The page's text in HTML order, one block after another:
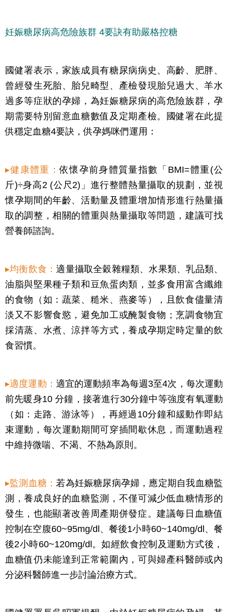
妊娠糖尿病高危險族群 4要訣有助嚴格控糖
國健署表示，家族成員有糖尿病病史、高齡、肥胖、
曾經發生死胎、胎兒畸型、產檢發現胎兒過大、羊水
過多等症狀的孕婦，為妊娠糖尿病的高危險族群，孕
期需要特別留意血糖數值及定期產檢。國健署在此提
供穩定血糖4要訣，供孕媽咪們運用：
▸健康體重：依懷孕前身體質量指數「BMI=體重(公
斤)÷身高2 (公尺2)」進行整體熱量攝取的規劃，並視
懷孕期間的年齡、活動量及體重增加情形進行熱量攝
取的調整，相關的體重與熱量攝取等問題，建議可找
營養師諮詢。
▸均衡飲食：適量攝取全穀雜糧類、水果類、乳品類、
油脂與堅果種子類和豆魚蛋肉類，並多食用富含纖維
的食物（如：蔬菜、糙米、燕麥等），且飲食儘量清
淡又不影響食慾，避免加工或醃製食物；烹調食物宜
採清蒸、水煮、涼拌等方式，養成孕期定時定量的飲
食習慣。
▸適度運動： 適宜的運動頻率為每週3至4次，每次運動
前先暖身10 分鐘，接著進行30分鐘中等強度有氧運動
（如：走路、游泳等），再經過10分鐘和緩動作即結
束運動，每次運動期間可穿插間歇休息，而運動過程
中維持微喘、不渴、不熱為原則。
▸監測血糖：若為妊娠糖尿病孕婦，應定期自我血糖監
測，養成良好的血糖監測，不僅可減少低血糖情形的
發生，也能顯著改善周產期併發症。建議每日血糖值
控制在空腹60~95mg/dl、餐後1小時60~140mg/dl、餐
後2小時60~120mg/dl。如經飲食控制及運動方式後，
血糖值仍未能達到正常範圍內，可與婦產科醫師或內
分泌科醫師進一步討論治療方式。